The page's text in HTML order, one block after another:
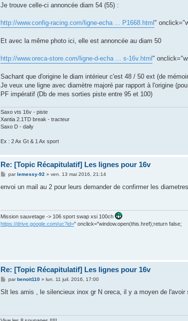
g
Je trouve celle-ci annoncée diam 54 (55) :
http://www.config-racing.com/ligne-echa ... P1668.html "
Et avec la même photo ici, elle est annoncée au diam 50
http://www.oreca-store.com/ligne-d-echa ... s-16v.html "
Sachant que d'origine le diam intérieur c'est 48 / 50 ext (de
Je veux une ligne avec diamètre majoré par rapport à l'origine
PF impératif (Db de mes sorties piste entre 95 et 100)
Saxo vts 16v - piste
Xantia 2.1TD break - tracteur
Saxo D - daily
Ex : 2 Ax Gt & 1 Ax sport
Re: [Topic Récapitulatif] Les lignes pour 16v
M
s
parlemessy-92 » ven. 13 mai 2016, 21:14
envoi un mail au 2 pour leurs demander de confirmer les
Mission sauvetage -> 106 sport swap xsi 100ch
https://drive.google.com/uc?id=" onclick="window.open(this.href);return false;
Re: [Topic Récapitulatif] Les lignes pour 16v
M
s
parbenoit110» lun. 11 juil. 2016, 17:00
Slt les amis , le silencieux inox gr N oreca, il y a moyen de l'avoir